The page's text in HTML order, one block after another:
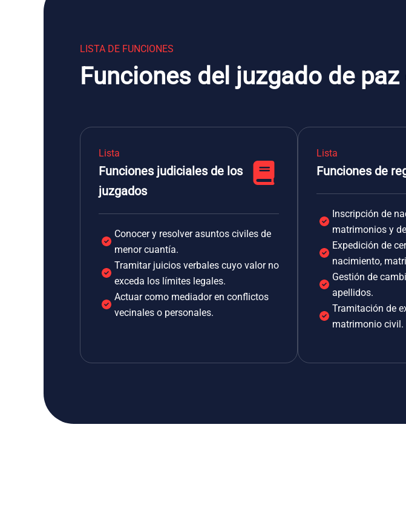
LISTA DE FUNCIONES
Funciones del juzgado de
Lista
Funciones judiciales de los
juzgados
Conocer y resolver asuntos civiles de
menor cuantía.
Tramitar juicios verbales cuyo valor no
exceda los límites legales.
Actuar como mediador en conflictos
vecinales o personales.
Lista
Funciones de
Inscripción de
matrimonios y
Expedición de
nacimiento,
Gestión de
apellidos.
Tramitación de
matrimonio civil.